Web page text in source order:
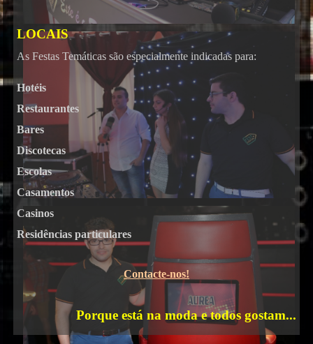
Karaoke
LOCAIS
As Festas Temáticas são especialmente indicadas para:
Hotéis
Restaurantes
Bares
Discotecas
Escolas
Casamentos
Casinos
Residências particulares
Contacte-nos!
Porque está na moda e todos gostam...